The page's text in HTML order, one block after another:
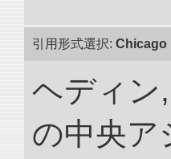
引用形式選択: Chicago
ヘディン
の中央ア